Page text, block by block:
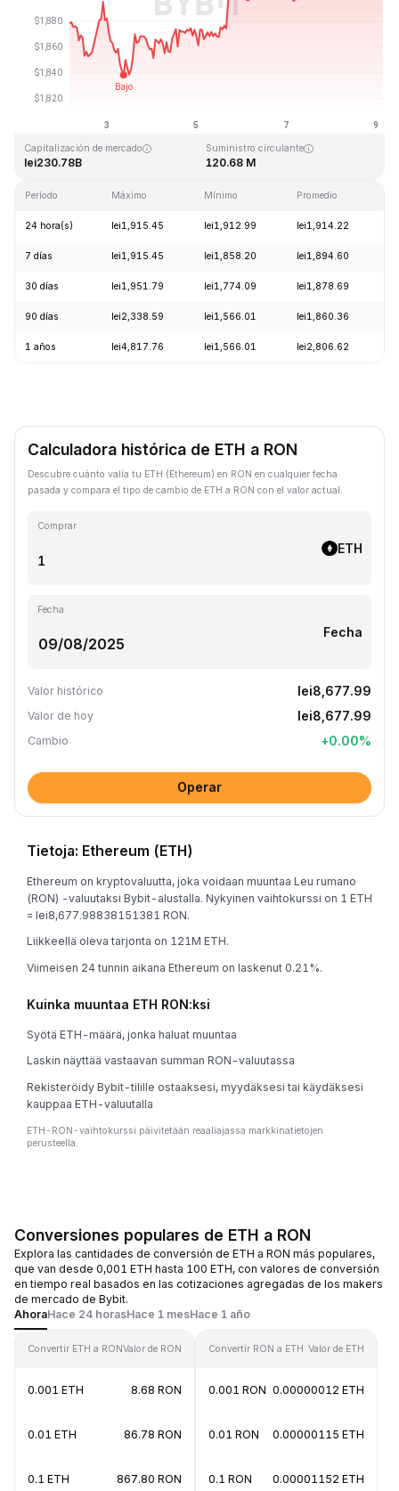
Última actualización: 2026-08-09, 03:37 GMT+0
Capitalización de mercado
lei230.78B
Suministro circulante
120.68 M
Período Máximo Mínimo Promedio
24 hora(s) lei1,915.45 lei1,912.99 lei1,914.22
7 días lei1,915.45 lei1,858.20 lei1,894.60
30 días lei1,951.79 lei1,774.09 lei1,878.69
90 días lei2,338.59 lei1,566.01 lei1,860.36
1 años lei4,817.76 lei1,566.01 lei2,806.62
Calculadora histórica de ETH a RON
Descubre cuánto valía tu ETH (Ethereum) en RON en cualquier fecha
pasada y compara el tipo de cambio de ETH a RON con el valor actual.
Comprar
ETH
Fecha
Fecha
Valor histórico lei8,677.99
Valor de hoy lei8,677.99
Cambio +0.00%
Operar
Tietoja: Ethereum (ETH)
Ethereum on kryptovaluutta, joka voidaan muuntaa Leu rumano
(RON) -valuutaksi Bybit-alustalla. Nykyinen vaihtokurssi on 1 ETH
= lei8,677.98838151381 RON.
Liikkeellä oleva tarjonta on 121M ETH.
Viimeisen 24 tunnin aikana Ethereum on laskenut 0.21%.
Kuinka muuntaa ETH RON:ksi
Syötä ETH-määrä, jonka haluat muuntaa
Laskin näyttää vastaavan summan RON-valuutassa
Rekisteröidy Bybit-tilille ostaaksesi, myydäksesi tai käydäksesi
kauppaa ETH-valuutalla
ETH-RON-vaihtokurssi päivitetään reaaliajassa markkinatietojen
perusteella.
Conversiones populares de ETH a RON
Explora las cantidades de conversión de ETH a RON más populares,
que van desde 0,001 ETH hasta 100 ETH, con valores de conversión
en tiempo real basados en las cotizaciones agregadas de los makers
de mercado de Bybit.
AhoraHace 24 horasHace 1 mesHace 1 año
Convertir ETH a RONValor de RON
0.001 ETH 8.68 RON
0.01 ETH 86.78 RON
0.1 ETH 867.80 RON
Convertir RON a ETH Valor de ETH
0.001 RON 0.00000012 ETH
0.01 RON 0.00000115 ETH
0.1 RON 0.00001152 ETH